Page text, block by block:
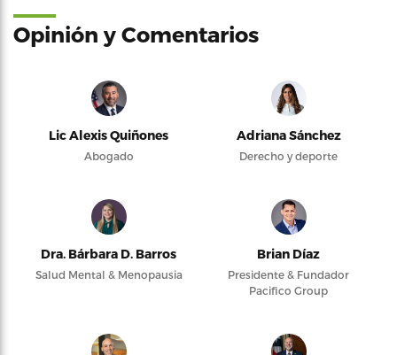
Opinión y Comentarios
Lic Alexis Quiñones
Abogado
Adriana Sánchez
Derecho y deporte
Dra. Bárbara D. Barros
Salud Mental & Menopausia
Brian Díaz
Presidente & Fundador
Pacifico Group